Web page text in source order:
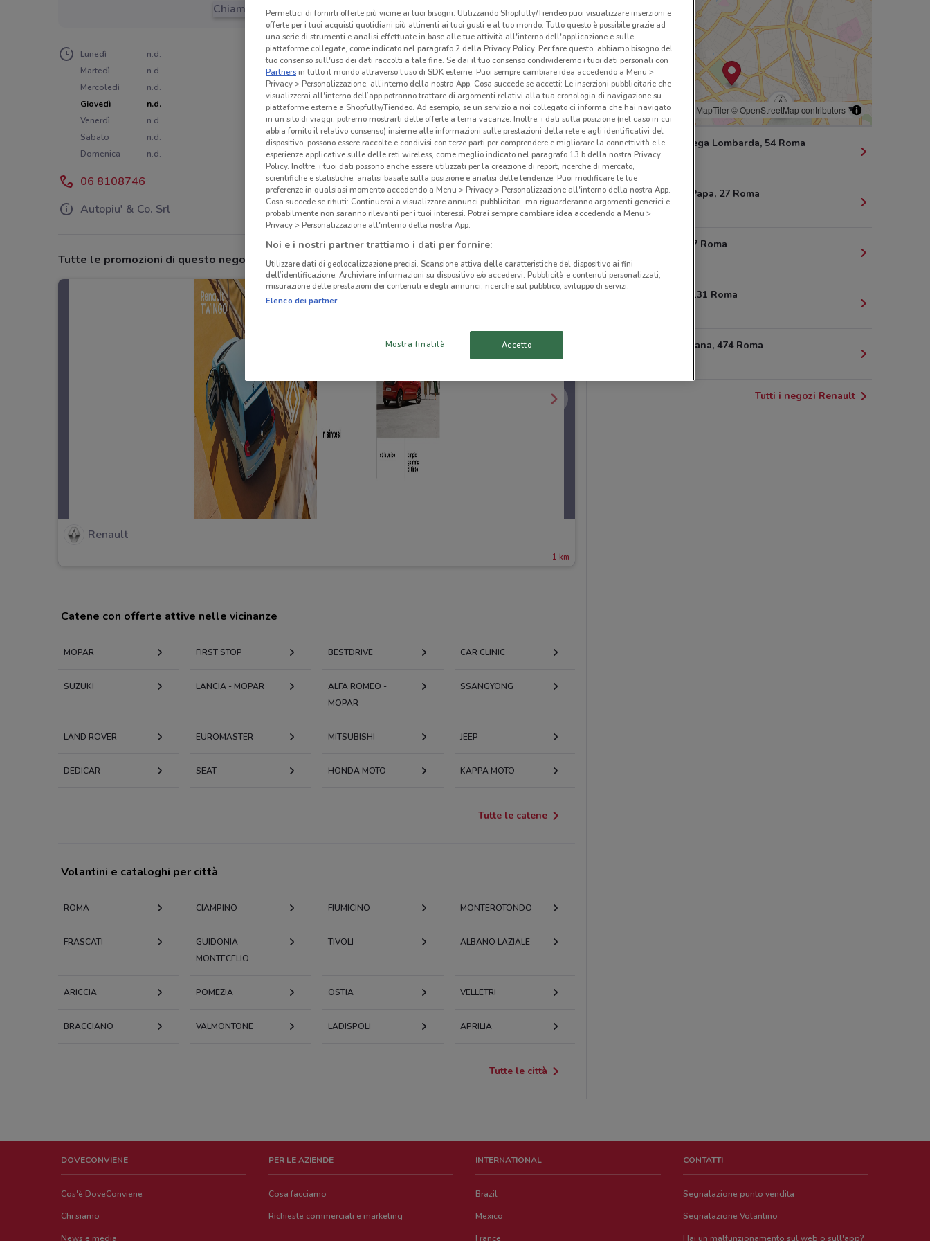
Chiama il negozio
Lunedì
n.d.
Martedì
n.d.
Mercoledì
n.d.
Giovedì
n.d.
Venerdì
n.d.
Sabato
n.d.
Domenica
n.d.
06 8108746
Autopiu' & Co. Srl
Tutte le promozioni di questo negozio
Renault
1 km
© MapTiler© OpenStreetMap contributors
Via Della Lega Lombarda, 54 Roma
1 km
L.Tevere P. Papa, 27 Roma
1.4 km
Via Arno, 67 Roma
Via Sicilia, 131 Roma
Via Nomentana, 474 Roma
Tutti i negozi Renault
Catene con offerte attive nelle vicinanze
MOPAR FIRST STOP BESTDRIVE CAR CLINIC
SUZUKI LANCIA - MOPAR
ALFA ROMEO -
MOPAR
SSANGYONG
LAND ROVER EUROMASTER MITSUBISHI JEEP
DEDICAR SEAT HONDA MOTO KAPPA MOTO
Tutte le catene
Volantini e cataloghi per città
ROMA CIAMPINO FIUMICINO MONTEROTONDO
FRASCATI
GUIDONIA
MONTECELIO
TIVOLI ALBANO LAZIALE
ARICCIA POMEZIA OSTIA VELLETRI
BRACCIANO VALMONTONE LADISPOLI APRILIA
Tutte le città
DOVECONVIENE
Cos'è DoveConviene
Chi siamo
News e media
PER LE AZIENDE
Cosa facciamo
Richieste commerciali e marketing
INTERNATIONAL
Brazil
Mexico
France
CONTATTI
Segnalazione punto vendita
Segnalazione Volantino
Hai un malfunzionamento sul web o sull'app?
Permettici di fornirti offerte più vicine ai tuoi bisogni: Utilizzando Shopfully/Tiendeo puoi visualizzare inserzioni e
offerte per i tuoi acquisti quotidiani più attinenti ai tuoi gusti e al tuo mondo. Tutto questo è possibile grazie ad
una serie di strumenti e analisi effettuate in base alle tue attività all'interno dell'applicazione e sulle
piattaforme collegate, come indicato nel paragrafo 2 della Privacy Policy. Per fare questo, abbiamo bisogno del
tuo consenso sull'uso dei dati raccolti a tale fine. Se dai il tuo consenso condivideremo i tuoi dati personali con
Partnersin tutto il mondo attraverso l’uso di SDK esterne. Puoi sempre cambiare idea accedendo a Menu >
Privacy > Personalizzazione, all’interno della nostra App. Cosa succede se accetti: Le inserzioni pubblicitarie che
visualizzerai all'interno dell’app potranno trattare di argomenti relativi alla tua cronologia di navigazione su
piattaforme esterne a Shopfully/Tiendeo. Ad esempio, se un servizio a noi collegato ci informa che hai navigato
in un sito di viaggi, potremo mostrarti delle offerte a tema vacanze. Inoltre, i dati sulla posizione (nel caso in cui
abbia fornito il relativo consenso) insieme alle informazioni sulle prestazioni della rete e agli identificativi del
dispositivo, possono essere raccolte e condivisi con terze parti per comprendere e migliorare la connettività e le
esperienze applicative sulle delle reti wireless, come meglio indicato nel paragrafo 13.b della nostra Privacy
Policy. Inoltre, i tuoi dati possono anche essere utilizzati per la creazione di report, ricerche di mercato,
scientifiche e statistiche, analisi basate sulla posizione e analisi delle tendenze. Puoi modificare le tue
preferenze in qualsiasi momento accedendo a Menu > Privacy > Personalizzazione all'interno della nostra App.
Cosa succede se rifiuti: Continuerai a visualizzare annunci pubblicitari, ma riguarderanno argomenti generici e
probabilmente non saranno rilevanti per i tuoi interessi. Potrai sempre cambiare idea accedendo a Menu >
Privacy > Personalizzazione all'interno della nostra App.
Noi e i nostri partner trattiamo i dati per fornire:
Utilizzare dati di geolocalizzazione precisi. Scansione attiva delle caratteristiche del dispositivo ai fini
dell’identificazione. Archiviare informazioni su dispositivo e/o accedervi. Pubblicità e contenuti personalizzati,
misurazione delle prestazioni dei contenuti e degli annunci, ricerche sul pubblico, sviluppo di servizi.
Elenco dei partner
Mostra finalità Accetto